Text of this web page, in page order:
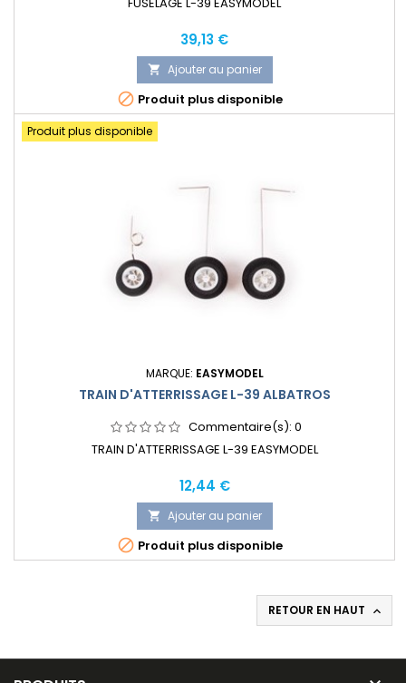
Prix
39,13 €
 Ajouter au panier
 Produit plus disponible
Produit plus disponible
MARQUE: EASYMODEL
TRAIN D'ATTERRISSAGE L-39 ALBATROS
Commentaire(s): 0
TRAIN D'ATTERRISSAGE L-39 EASYMODEL
Prix
12,44 €
 Ajouter au panier
 Produit plus disponible
RETOUR EN HAUT 